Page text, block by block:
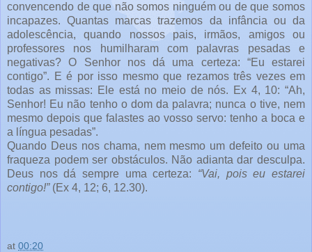
convencendo de que não somos ninguém ou de que somos
incapazes. Quantas marcas trazemos da infância ou da
adolescência, quando nossos pais, irmãos, amigos ou
professores nos humilharam com palavras pesadas e
negativas? O Senhor nos dá uma certeza: “Eu estarei
contigo”. E é por isso mesmo que rezamos três vezes em
todas as missas: Ele está no meio de nós. Ex 4, 10: “Ah,
Senhor! Eu não tenho o dom da palavra; nunca o tive, nem
mesmo depois que falastes ao vosso servo: tenho a boca e
a língua pesadas”.
Quando Deus nos chama, nem mesmo um defeito ou uma
fraqueza podem ser obstáculos. Não adianta dar desculpa.
Deus nos dá sempre uma certeza: “Vai, pois eu estarei
contigo!”(Ex 4, 12; 6, 12.30).
at 00:20